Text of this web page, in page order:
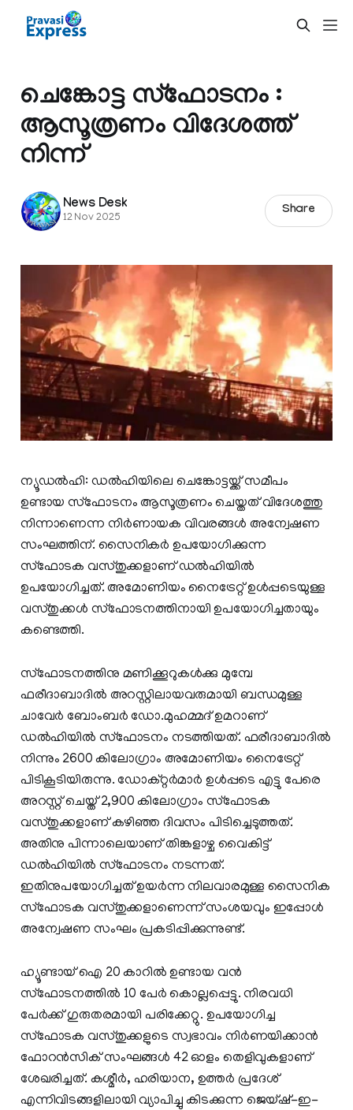
ചെങ്കോട്ട സ്ഫോടനം :
ആസൂത്രണം വിദേശത്ത്
നിന്ന്
News Desk
12 Nov 2025
Share
ന്യൂഡൽഹി: ഡൽഹിയിലെ ചെങ്കോട്ടയ്ക്ക് സമീപം
ഉണ്ടായ സ്ഫോടനം ആസൂത്രണം ചെയ്തത് വിദേശത്തു
നിന്നാണെന്ന നിർണായക വിവരങ്ങൾ അന്വേഷണ
സംഘത്തിന്. സൈനികർ ഉപയോഗിക്കുന്ന
സ്ഫോടക വസ്തുക്കളാണ് ഡൽഹിയിൽ
ഉപയോഗിച്ചത്. അമോണിയം നൈട്രേറ്റ് ഉൾപ്പടെയുള്ള
വസ്തുക്കൾ സ്ഫോടനത്തിനായി ഉപയോഗിച്ചതായും
കണ്ടെത്തി.
സ്ഫോടനത്തിനു മണിക്കൂറുകൾക്കു മുമ്പേ
ഫരീദാബാദിൽ അറസ്റ്റിലായവരുമായി ബന്ധമുള്ള
ചാവേർ ബോംബർ ഡോ.മുഹമ്മദ് ഉമറാണ്
ഡൽഹിയിൽ സ്ഫോടനം നടത്തിയത്. ഫരീദാബാദിൽ
നിന്നും 2600 കിലോഗ്രാം അമോണിയം നൈട്രേറ്റ്
പിടികൂടിയിരുന്നു. ഡോക്റ്റർമാർ ഉൾപ്പടെ എട്ടു പേരെ
അറസ്റ്റ് ചെയ്ത് 2,900 കിലോഗ്രാം സ്ഫോടക
വസ്തുക്കളാണ് കഴിഞ്ഞ ദിവസം പിടിച്ചെടുത്തത്.
അതിനു പിന്നാലെയാണ് തിങ്കളാഴ്ച വൈകിട്ട്
ഡൽഹിയിൽ സ്ഫോടനം നടന്നത്.
ഇതിനുപയോഗിച്ചത് ഉയർന്ന നിലവാരമുള്ള സൈനിക
സ്ഫോടക വസ്തുക്കളാണെന്ന് സംശയവും ഇപ്പോൾ
അന്വേഷണ സംഘം പ്രകടിപ്പിക്കുന്നുണ്ട്.
ഹ്യൂണ്ടായ് ഐ 20 കാറിൽ ഉണ്ടായ വൻ
സ്ഫോടനത്തിൽ 10 പേർ കൊല്ലപ്പെട്ടു. നിരവധി
പേർക്ക് ഗുരുതരമായി പരിക്കേറ്റു. ഉപയോഗിച്ച
സ്ഫോടക വസ്തുക്കളുടെ സ്വഭാവം നിർണയിക്കാൻ
ഫോറൻസിക് സംഘങ്ങൾ 42 ഓളം തെളിവുകളാണ്
ശേഖരിച്ചത്. കശ്മീർ, ഹരിയാന, ഉത്തർ പ്രദേശ്
എന്നിവിടങ്ങളിലായി വ്യാപിച്ചു കിടക്കുന്ന ജെയ്ഷ്-ഇ-